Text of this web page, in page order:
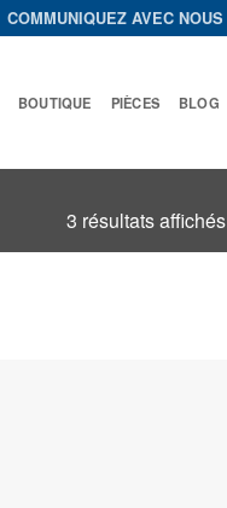
COMMUNIQUEZ AVEC NOUS
BOUTIQUE PIÈCES BLOG
3 résultats affichés